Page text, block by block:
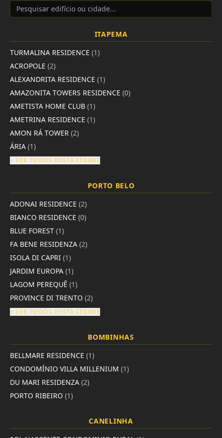
ITAPEMA
TURMALINA RESIDENCE (1)
ACROPOLE (2)
ALEXANDRITA RESIDENCE (1)
AMAZONITA TOWERS RESIDENCE (0)
AMETISTA HOME CLUB (1)
AMETRINA RESIDENCE (1)
AMON RÁ TOWER (2)
ÁRIA (1)
+ VER TODOS DESTA CIDADE
PORTO BELO
ADONAI RESIDENCE (2)
BIANCO RESIDENCE (0)
BLUE FOREST (1)
FA BENE RESIDENZA (2)
ISOLA DI CAPRI (1)
JARDIM EUROPA (1)
LAGOM PEREQUÊ (1)
PROVINCE DI TRENTO (2)
+ VER TODOS DESTA CIDADE
BOMBINHAS
BELLMARE RESIDENCE (1)
CONDOMÍNIO VILLA MILLENIUM (1)
DU MARI RESIDENZA (2)
PORTO RIBEIRO (1)
CANELINHA